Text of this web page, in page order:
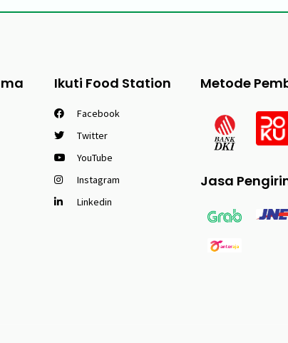
Ikuti Food Station
Facebook
Twitter
YouTube
Instagram
Linkedin
Metode
Jasa